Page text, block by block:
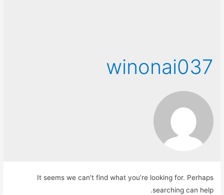
winonai037
It seems we can’t find what you’re looking for. Perhaps
searching can help.